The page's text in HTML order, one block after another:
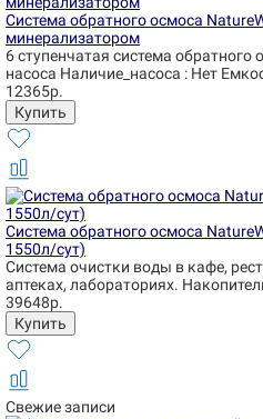
Система обратного осмоса
минерализатором
6 ступенчатая система
насоса Наличие_насоса : Нет
12365р.
Система обратного осмоса
1550л/сут)
Система очистки воды в кафе,
аптеках, лабораториях.
39648р.
Свежие записи